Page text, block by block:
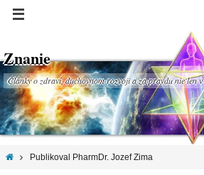
Znanie
Články o zdraví, duchovnom rozvoji a za pravdu nie len
Publikoval PharmDr. Jozef Zima